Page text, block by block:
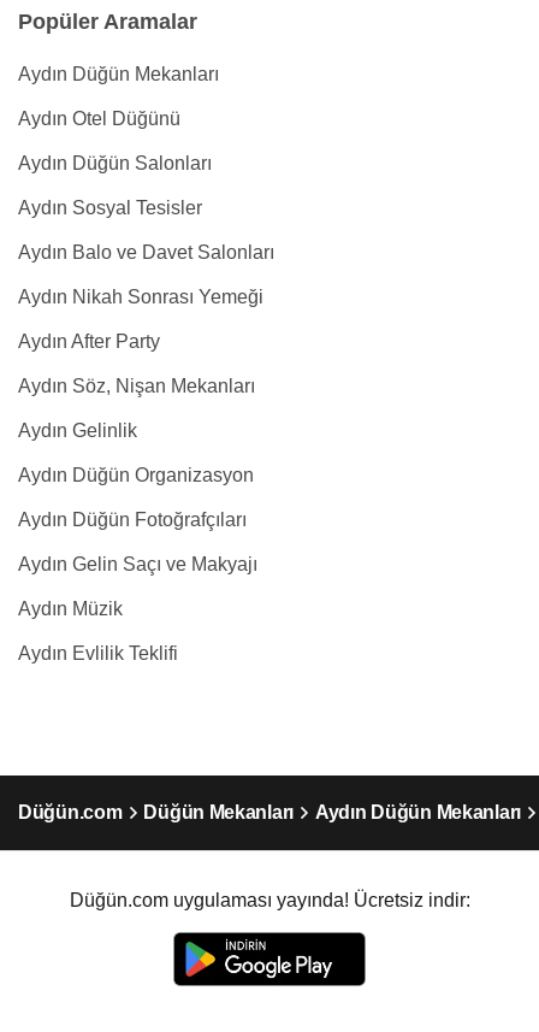
Popüler Aramalar
Aydın Düğün Mekanları
Aydın Otel Düğünü
Aydın Düğün Salonları
Aydın Sosyal Tesisler
Aydın Balo ve Davet Salonları
Aydın Nikah Sonrası Yemeği
Aydın After Party
Aydın Söz, Nişan Mekanları
Aydın Gelinlik
Aydın Düğün Organizasyon
Aydın Düğün Fotoğrafçıları
Aydın Gelin Saçı ve Makyajı
Aydın Müzik
Aydın Evlilik Teklifi
Düğün.com Düğün Mekanları Aydın Düğün Mekanları
Düğün.com uygulaması yayında! Ücretsiz indir: